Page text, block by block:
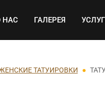
НАС ГАЛЕРЕЯ
ТАТУИРОВКИ